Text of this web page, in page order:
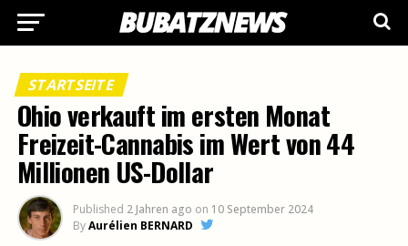
STARTSEITE
Ohio verkauft im ersten Monat
Freizeit-Cannabis im Wert von 44
Millionen US-Dollar
Published 2 Jahren ago on 10 September 2024
ByAurélien BERNARD